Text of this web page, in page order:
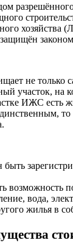
хозяйства
не только
участок, на
ИЖС есть
возможность
вода,
жилья в